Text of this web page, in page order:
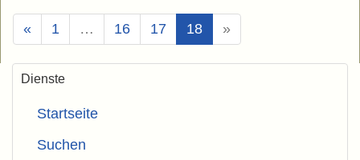
« 1 … 16 17 18(Aktuell)
»
Dienste
Startseite
Suchen